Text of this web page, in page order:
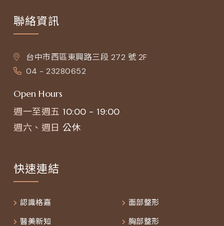
聯絡資訊
台中市西區東興路三段 272 號 2F
04 - 23280652
Open Hours
週一至週五 10:00 - 19:00
週六、週日 公休
快速連結
認識格嘉
醫美新知
面部整形
胸部整形